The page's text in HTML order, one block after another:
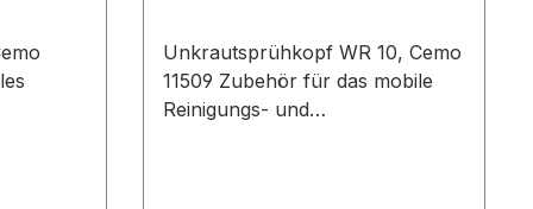
Unkrautsprühkopf WR 10, Cemo
11509 Zubehör für das mobile
Reinigungs- und